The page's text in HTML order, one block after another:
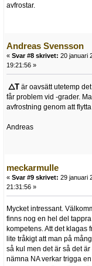
avfrostar.
Andreas Svensson
« Svar #8 skrivet: 20 januari
19:21:56 »
är oavsätt utetemp
får problem vid -grader.
avfrostning genom att
Andreas
meckarmulle
« Svar #9 skrivet: 29 januari
21:31:56 »
Mycket intressant.
finns nog en hel del
kompetens. Att det klagas
lite tråkigt att man på
så kul men det är så det
nämna NA verkar trigga